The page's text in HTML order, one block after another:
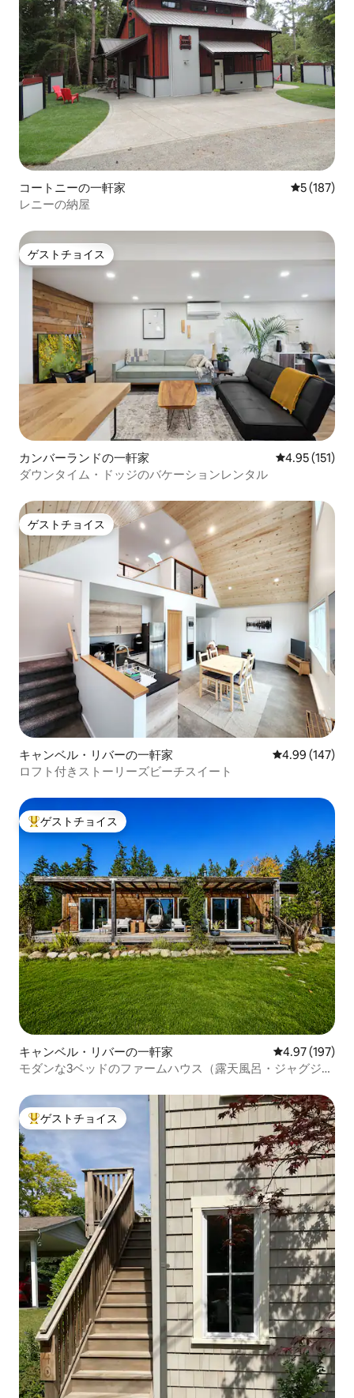
コートニーの一軒家 レビュー
5 (187)
レニーの納屋
ゲストチョイス
ゲストチョイス
カンバーランドの一軒家 レビュー151
4.95 (151)
ダウンタイム・ドッジのバケーションレンタル
ゲストチョイス
ゲストチョイス
キャンベル・リバーの一軒家 レビュー147
4.99 (147)
ロフト付きストーリーズビーチスイート
大好評のゲストチョイスです。
ゲストチョイス
キャンベル・リバーの一軒家 レビュー197
4.97 (197)
モダンな3ベッドのファームハウス（露天風呂・ジャグジー
大好評のゲストチョイスです。
ゲストチョイス